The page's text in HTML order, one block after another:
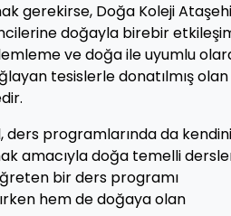
gerekirse, Doğa Koleji
doğayla birebir
ve doğa ile uyumlu
tesislerle donatılmış olan
ders programlarında da kendini
amacıyla doğa temelli
bir ders programı
hem de doğaya olan